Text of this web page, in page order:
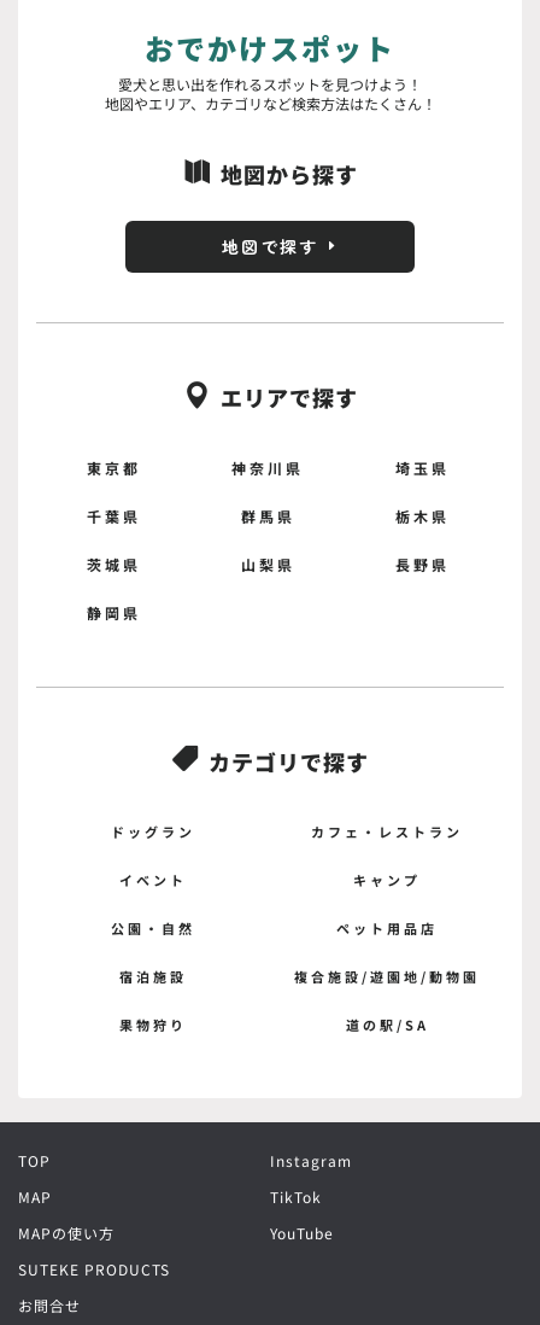
おでかけスポット
愛犬と思い出を作れるスポットを見つけよう！
地図やエリア、カテゴリなど検索方法はたくさん！
 地図から探す
地図で探す
 エリアで探す
東京都 神奈川県 埼玉県
千葉県 群馬県 栃木県
茨城県 山梨県 長野県
静岡県
 カテゴリで探す
ドッグラン カフェ・レストラン
イベント キャンプ
公園・自然 ペット用品店
宿泊施設 複合施設/遊園地/動物園
果物狩り 道の駅/SA
TOP
Instagram
MAP
TikTok
MAPの使い方
YouTube
SUTEKE PRODUCTS
お問合せ